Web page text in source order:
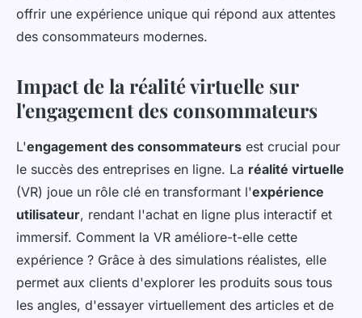
offrir une expérience unique qui répond aux attentes
des consommateurs modernes.
Impact de la réalité virtuelle sur
l'engagement des consommateurs
L'engagement des consommateurs est crucial pour
le succès des entreprises en ligne. La réalité virtuelle
(VR) joue un rôle clé en transformant l'expérience
utilisateur, rendant l'achat en ligne plus interactif et
immersif. Comment la VR améliore-t-elle cette
expérience ? Grâce à des simulations réalistes, elle
permet aux clients d'explorer les produits sous tous
les angles, d'essayer virtuellement des articles et de